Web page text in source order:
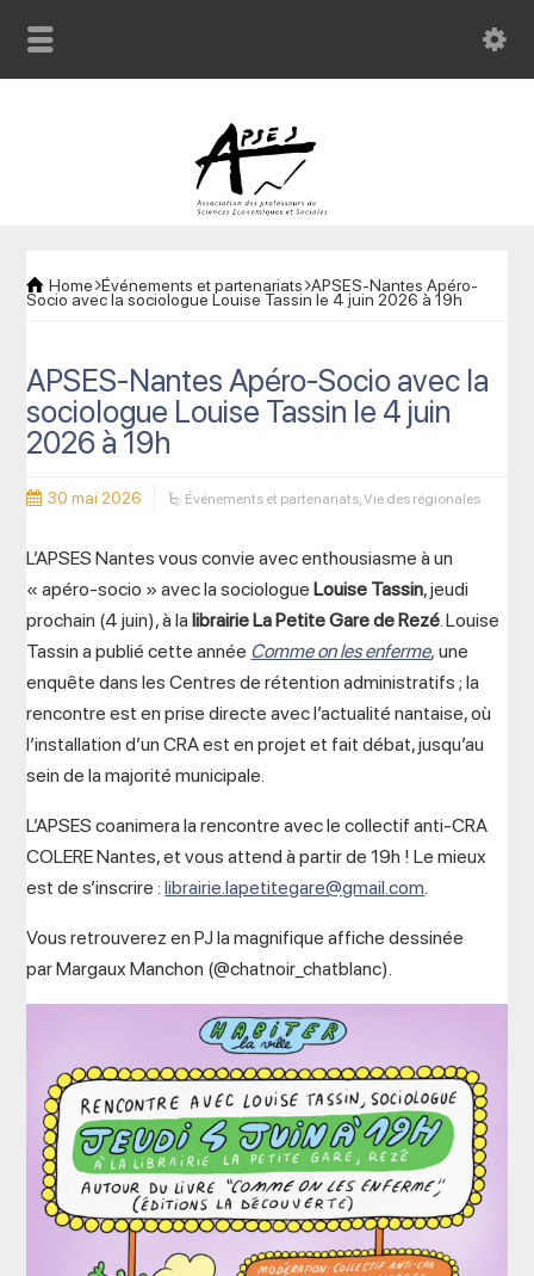
Home Événements et partenariats APSES-Nantes Apéro-
Socio avec la sociologue Louise Tassin le 4 juin 2026 à 19h
APSES-Nantes Apéro-Socio avec la
sociologue Louise Tassin le 4 juin
2026 à 19h
30 mai 2026 Événements et partenariats,Vie des régionales
L’APSES Nantes vous convie avec enthousiasme à un
« apéro-socio » avec la sociologueLouise Tassin, jeudi
prochain (4 juin), à la librairie La Petite Gare de Rezé. Louise
Tassin a publié cette année Comme on les enferme, une
enquête dans les Centres de rétention administratifs ; la
rencontre est en prise directe avec l’actualité nantaise, où
l’installation d’un CRA est en projet et fait débat, jusqu’au
sein de la majorité municipale.
L’APSES coanimera la rencontre avec le collectif anti-CRA
COLERE Nantes, et vous attend à partir de 19h ! Le mieux
est de s’inscrire :librairie.lapetitegare@gmail.com.
Vous retrouverez en PJ la magnifique affiche dessinée
par Margaux Manchon (@chatnoir_chatblanc).